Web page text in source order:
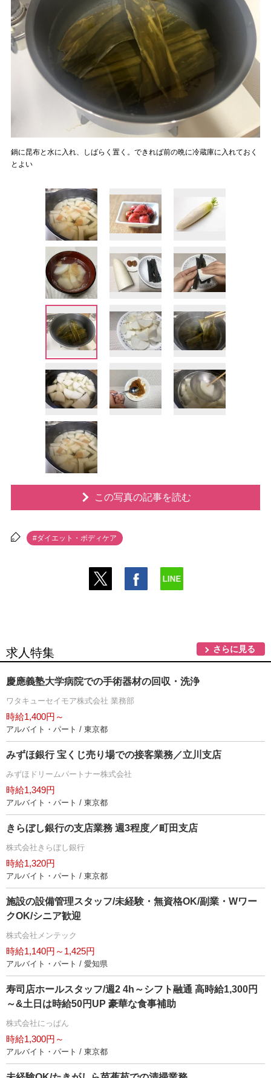
鍋に昆布と水に入れ、しばらく置く。できれば前の晩に冷蔵庫に入れておく
とよい
この写真の記事を読む
#ダイエット・ボディケア
求人特集 さらに見る
慶應義塾大学病院での手術器材の回収・洗浄
ワタキューセイモア株式会社 業務部
時給1,400円～
アルバイト・パート / 東京都
みずほ銀行 宝くじ売り場での接客業務／立川支店
みずほドリームパートナー株式会社
時給1,349円
アルバイト・パート / 東京都
きらぼし銀行の支店業務 週3程度／町田支店
株式会社きらぼし銀行
時給1,320円
アルバイト・パート / 東京都
施設の設備管理スタッフ/未経験・無資格OK/副業・Wワー
クOK/シニア歓迎
株式会社メンテック
時給1,140円～1,425円
アルバイト・パート / 愛知県
寿司店ホールスタッフ/週2 4h～シフト融通 高時給1,300円
～&土日は時給50円UP 豪華な食事補助
株式会社にっぱん
時給1,300円～
アルバイト・パート / 東京都